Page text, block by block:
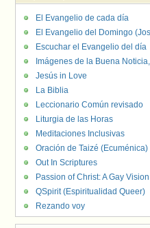
El Evangelio de cada día
El Evangelio del Domingo
Escuchar el Evangelio del día
Imágenes de la Buena
Jesús in Love
La Biblia
Leccionario Común revisado
Liturgia de las Horas
Meditaciones Inclusivas
Oración de Taizé (Ecuménica)
Out In Scriptures
Passion of Christ: A Gay
QSpirit (Espiritualidad Queer)
Rezando voy